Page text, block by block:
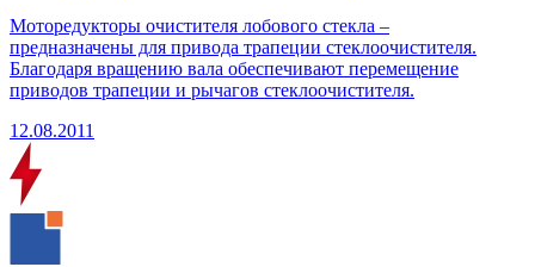
Моторедукторы очистителя лобового стекла –
предназначены для привода трапеции стеклоочистителя.
Благодаря вращению вала обеспечивают перемещение
приводов трапеции и рычагов стеклоочистителя.
12.08.2011